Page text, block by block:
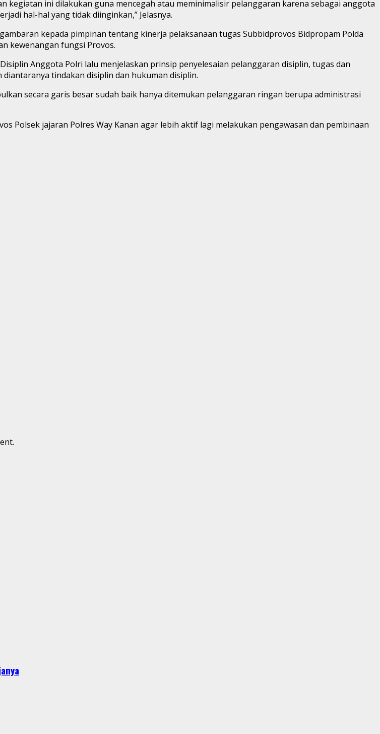
kegiatan ini dilakukan guna mencegah atau meminimalisir pelanggaran karena sebagai anggota
hal-hal yang tidak diinginkan,” Jelasnya.
kepada pimpinan tentang kinerja pelaksanaan tugas Subbidprovos Bidpropam Polda
kewenangan fungsi Provos.
Anggota Polri lalu menjelaskan prinsip penyelesaian pelanggaran disiplin, tugas dan
tindakan disiplin dan hukuman disiplin.
secara garis besar sudah baik hanya ditemukan pelanggaran ringan berupa administrasi
Polsek jajaran Polres Way Kanan agar lebih aktif lagi melakukan pengawasan dan pembinaan